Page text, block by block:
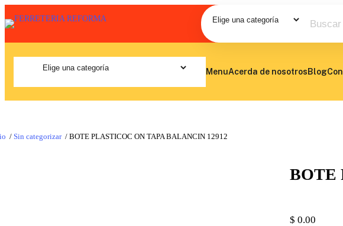
MenuAcerda de nosotrosBlog
/ Sin categorizar / BOTE PLASTICOC ON TAPA BALANCIN 12912
BOTE
$ 0.00